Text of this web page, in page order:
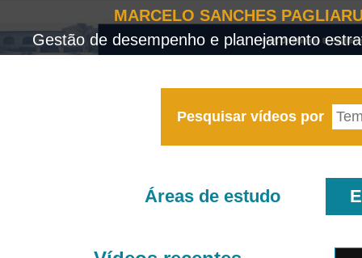
MARCELO SANCHES
Gestão de desempenho e planejamento
Pesquisar vídeos por
Áreas de estudo